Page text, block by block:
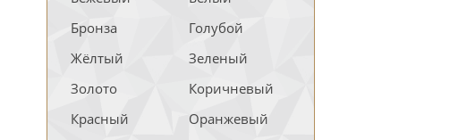
Бронза
Голубой
Жёлтый
Зеленый
Золото
Коричневый
Красный
Оранжевый